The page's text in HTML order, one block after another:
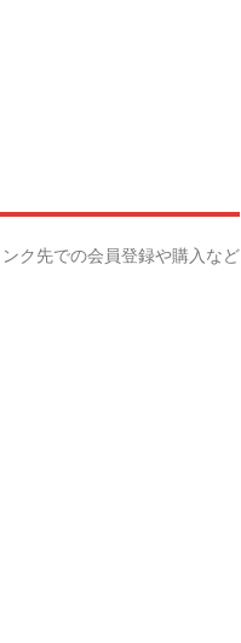
ク先での会員登録や購入など